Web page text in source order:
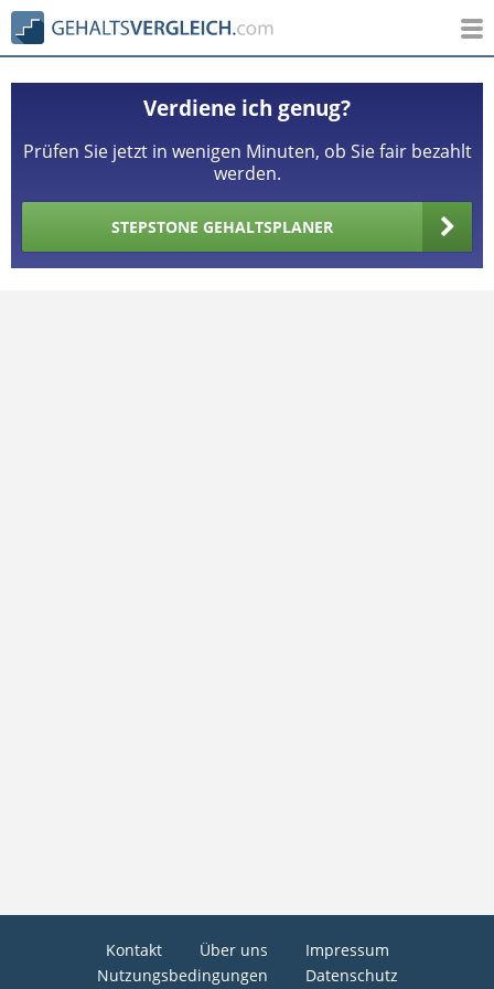
Verdiene ich genug?
Prüfen Sie jetzt in wenigen Minuten, ob Sie fair bezahlt
werden.
STEPSTONE GEHALTSPLANER
Kontakt Über uns
Impressum
Nutzungsbedingungen
Datenschutz